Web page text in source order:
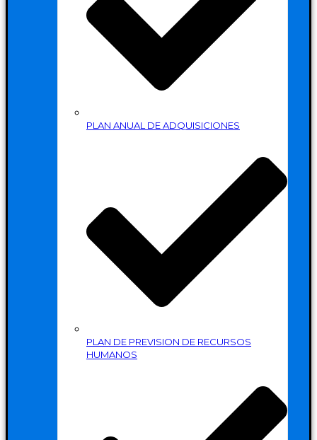
PLAN ANUAL DE ADQUISICIONES
PLAN DE PREVISION DE RECURSOS
HUMANOS